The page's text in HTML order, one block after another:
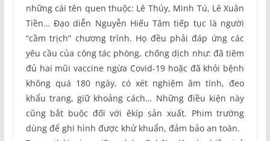
những cái tên quen thuộc: Lê Thúy, Minh Tú, Lê Xuân
Tiền… Đạo diễn Nguyễn Hiếu Tâm tiếp tục là người
“cầm trịch” chương trình. Họ đều phải đáp ứng các
yêu cầu của công tác phòng, chống dịch như: đã tiêm
đủ hai mũi vaccine ngừa Covid-19 hoặc đã khỏi bệnh
không quá 180 ngày, có xét nghiệm âm tính, đeo
khẩu trang, giữ khoảng cách… Những điều kiện này
cũng bắt buộc đối với êkíp sản xuất. Phim trường
dùng để ghi hình được khử khuẩn, đảm bảo an toàn.